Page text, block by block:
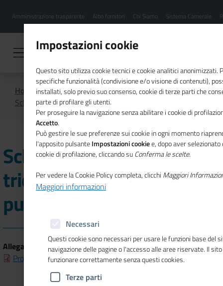
contenuto
Menu
hamburgher
Amministrazione trasparente Albo fornitori Chi Siamo Sistema Camerale
Home
Scheda programma triennale dei lavori pubblici
Scheda programma
triennale dei lavori
pubblici
Allegati
Programma triennale dei lavori 2026/2028
Impostazioni cookie
Questo sito utilizza cookie tecnici e cookie analitici anonimizzati.
specifiche funzionalità (condivisione e/o visione di contenuti),
installati, solo previo suo consenso, cookie di terze parti che
parte di profilare gli utenti.
Per proseguire la navigazione senza abilitare i cookie di
Accetto.
Può gestire le sue preferenze sui cookie in ogni momento
l'apposito pulsanteImpostazioni cookiee, dopo aver
cookie di profilazione, cliccando suConferma le scelte.
Per vedere la Cookie Policy completa, clicchi Maggiori
Maggiori informazioni
Necessari
Questi cookie sono necessari per usare le funzioni base del
navigazione delle pagine o l'accesso alle aree riservate. Il
funzionare correttamente senza questi cookies.
Terze parti